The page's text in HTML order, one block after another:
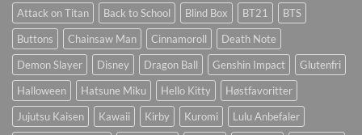
Attack on Titan Back to School Blind Box BT21
BTS
Buttons
Chainsaw Man Cinnamoroll
Death Note
Demon Slayer
Disney Dragon Ball Genshin Impact
Glutenfri
Halloween
Hatsune Miku Hello Kitty
Høstfavoritter
Jujutsu Kaisen
Kawaii Kirby Kuromi
Lulu Anbefaler